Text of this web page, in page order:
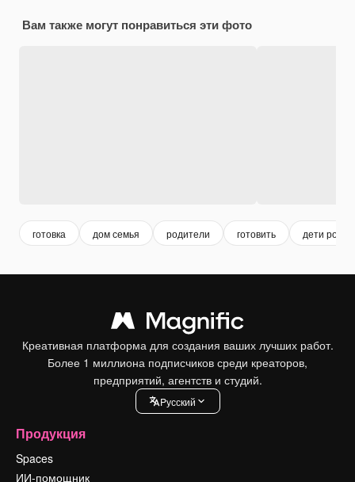
Вам также могут понравиться эти фото
готовка дом семья родители готовить дети
Креативная платформа для создания ваших лучших работ.
Более 1 миллиона подписчиков среди креаторов,
предприятий, агентств и студий.
Pусский
Продукция
Spaces
ИИ-помощник